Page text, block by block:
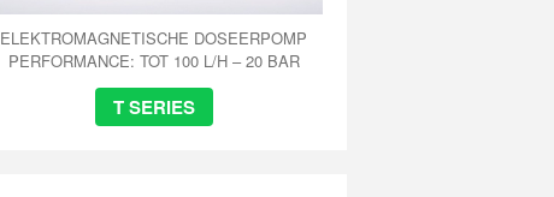
ELEKTROMAGNETISCHE DOSEERPOMP
PERFORMANCE: TOT 100 L/H – 20 BAR
T SERIES